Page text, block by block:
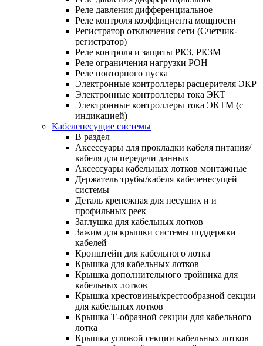
Реле давления дифференциальное
Реле контроля коэффициента мощности
Регистратор отключения сети (Счетчик-
регистратор)
Реле контроля и защиты РКЗ, РКЗМ
Реле ограничения нагрузки РОН
Реле повторного пуска
Электронные контроллеры расцерителя ЭКР
Электронные контроллеры тока ЭКТ
Электронные контроллеры тока ЭКТМ (с
индикацией)
Кабеленесущие системы
В раздел
Аксессуары для прокладки кабеля питания/
кабеля для передачи данных
Аксессуары кабельных лотков монтажные
Держатель трубы/кабеля кабеленесущей
системы
Деталь крепежная для несущих и и
профильных реек
Заглушка для кабельных лотков
Зажим для крышки системы поддержки
кабелей
Кронштейн для кабельного лотка
Крышка для кабельных лотков
Крышка дополнительного тройника для
кабельных лотков
Крышка крестовины/крестообразной секции
для кабельных лотков
Крышка Т-образной секции для кабельного
лотка
Крышка угловой секции кабельных лотков